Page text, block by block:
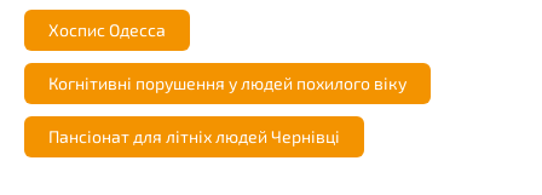
Хоспис Одесса
Когнітивні порушення у людей похилого віку
Пансіонат для літніх людей Чернівці